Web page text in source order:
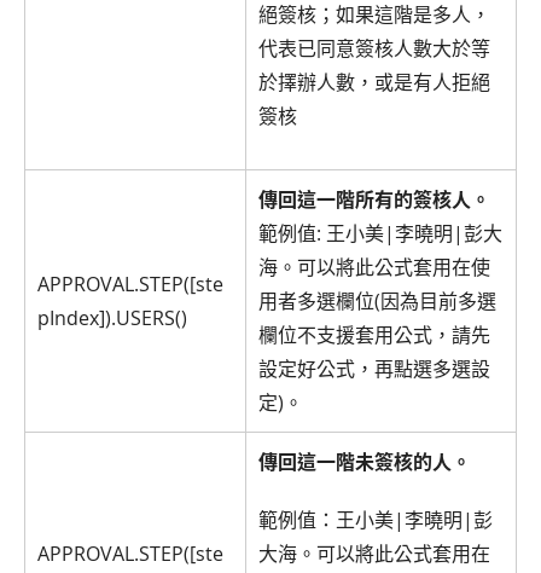
絕簽核；如果這階是多人，
代表已同意簽核人數大於等
於擇辦人數，或是有人拒絕
簽核
APPROVAL.STEP([ste
pIndex]).USERS()
傳回這一階所有的簽核人。
範例值: 王小美|李曉明|彭大
海。可以將此公式套用在使
用者多選欄位(因為目前多選
欄位不支援套用公式，請先
設定好公式，再點選多選設
定)。
APPROVAL.STEP([ste
傳回這一階未簽核的人。
範例值：王小美|李曉明|彭
大海。可以將此公式套用在